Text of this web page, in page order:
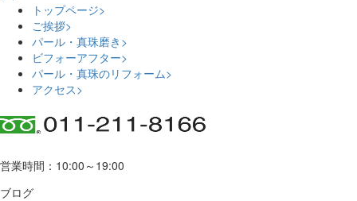
トップページ>
ご挨拶>
パール・真珠磨き >
ビフォーアフター>
パール・真珠のリフォーム>
アクセス>
営業時間：10:00～19:00
ブログ